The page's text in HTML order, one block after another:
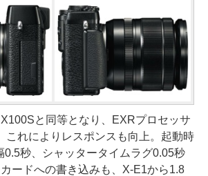
と同等となり、EXRプロセッサ
これによりレスポンスも向上。起動時
0.5秒、シャッタータイムラグ0.05秒
ードへの書き込みも、X-E1から1.8